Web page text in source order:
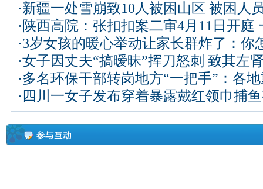
·新疆一处雪崩致10人被困山区 被困人
· 陕西高院：张扣扣案二审4月11日开庭
·3岁女孩的暖心举动让家长群炸了：你
·女子因丈夫“搞暧昧”挥刀怒刺 致其左
·多名环保干部转岗地方“一把手”：各
· 四川一女子发布穿着暴露戴红领巾捕